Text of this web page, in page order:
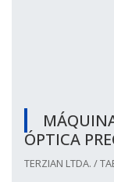
ÓPTICA
TERZIAN LTDA. /